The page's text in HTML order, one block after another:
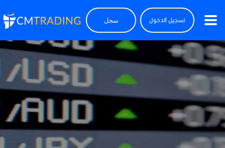
تسجيل الدخول سجل